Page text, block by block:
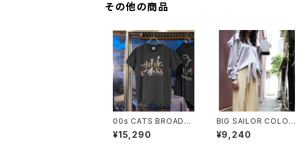
その他の商品
00s CATS BROADW
AY MUSICAL TEE
¥15,290
BIG SAILOR COLOR
BLOUSE
¥9,240